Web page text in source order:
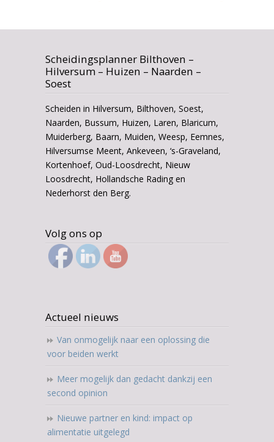
Scheidingsplanner Bilthoven –
Hilversum – Huizen – Naarden –
Soest
Scheiden in Hilversum, Bilthoven, Soest,
Naarden, Bussum, Huizen, Laren, Blaricum,
Muiderberg, Baarn, Muiden, Weesp, Eemnes,
Hilversumse Meent, Ankeveen, ‘s-Graveland,
Kortenhoef, Oud-Loosdrecht, Nieuw
Loosdrecht, Hollandsche Rading en
Nederhorst den Berg.
Volg ons op
Actueel nieuws
Van onmogelijk naar een oplossing die
voor beiden werkt
Meer mogelijk dan gedacht dankzij een
second opinion
Nieuwe partner en kind: impact op
alimentatie uitgelegd